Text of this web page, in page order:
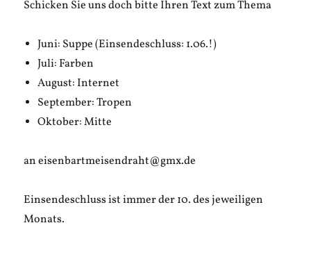
Schicken Sie uns doch bitte Ihren Text zum Thema
Juni: Suppe (Einsendeschluss: 1.06.!)
Juli: Farben
August: Internet
September: Tropen
Oktober: Mitte
an eisenbartmeisendraht@gmx.de
Einsendeschluss ist immer der 10. des jeweiligen
Monats.